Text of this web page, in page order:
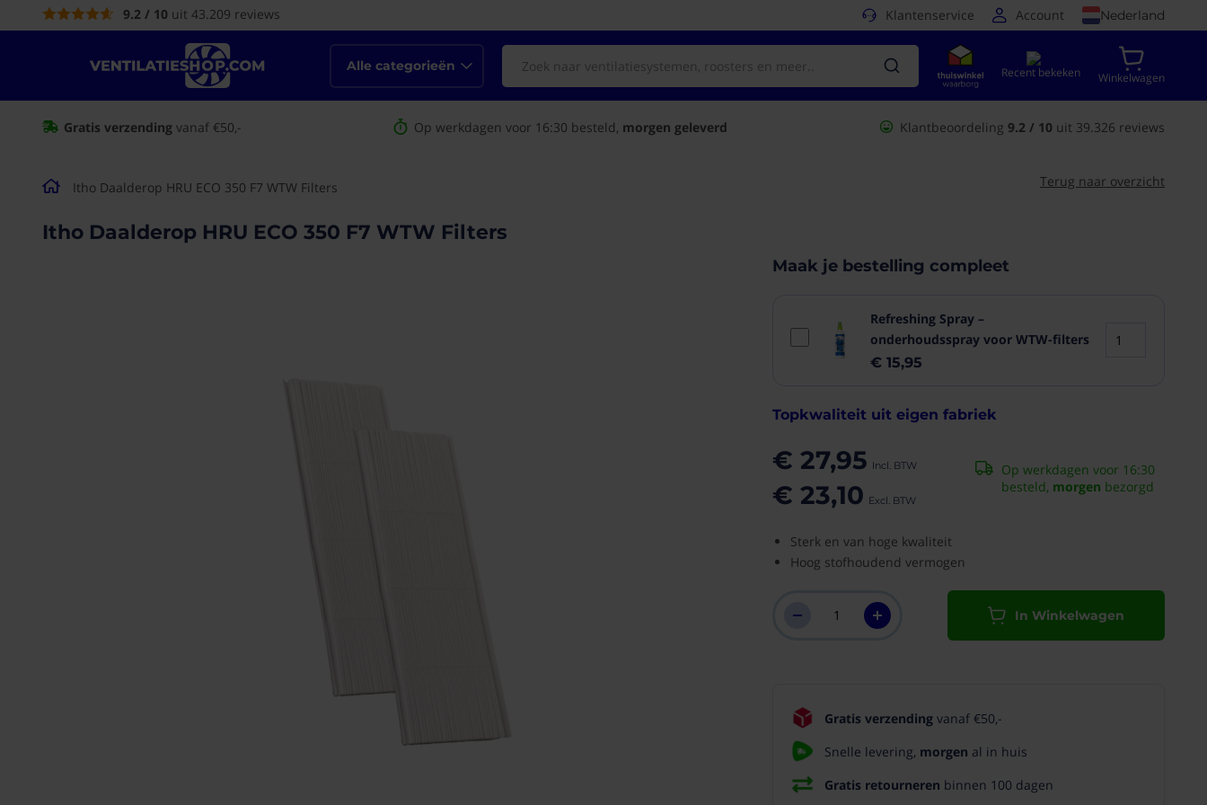
inhoud
Account Nederland
Klantenservice
9.2 / 10 uit 43.209 reviews
Recent bekeken Winkelwagen
Alle categorieën
Gratis verzending vanaf €50,- Op werkdagen voor 16:30 besteld, morgen geleverd Klantbeoordeling 9.2 / 10 uit 39.326 reviews
Itho Daalderop HRU ECO 350 F7 WTW Filters Terug naar overzicht
Itho Daalderop HRU ECO 350 F7 WTW Filters
Ga naar het
Topkwaliteit uit eigen fabriek
Maak je bestelling compleet
Refreshing Spray –
onderhoudsspray voor WTW-filters
€ 15,95
€ 27,95
€ 23,10
Op werkdagen voor 16:30
besteld, morgen bezorgd
Sterk en van hoge kwaliteit
Hoog stofhoudend vermogen
In Winkelwagen
Gratis verzendingvanaf €50,-
Snelle levering, morgen al in huis
Gratis retourneren binnen 100 dagen